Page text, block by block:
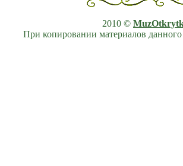
2010 ©
При копировании материалов